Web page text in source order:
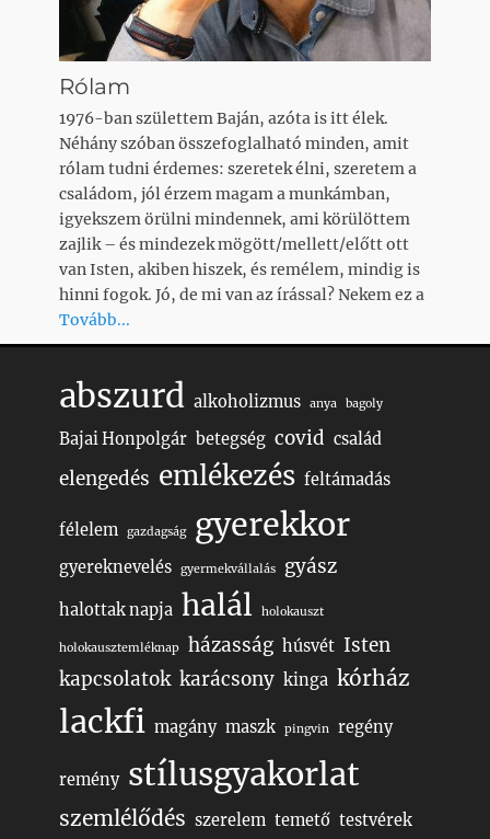
Rólam
1976-ban születtem Baján, azóta is itt élek.
Néhány szóban összefoglalható minden, amit
rólam tudni érdemes: szeretek élni, szeretem a
családom, jól érzem magam a munkámban,
igyekszem örülni mindennek, ami körülöttem
zajlik – és mindezek mögött/mellett/előtt ott
van Isten, akiben hiszek, és remélem, mindig is
hinni fogok. Jó, de mi van az írással? Nekem ez a
Tovább...
abszurd alkoholizmus anya bagoly
Bajai Honpolgár betegség covid család
elengedés emlékezés feltámadás
félelem gazdagság gyerekkor
gyereknevelés gyermekvállalás gyász
halottak napja halál holokauszt
holokausztemléknap házasság húsvét Isten
kapcsolatok karácsony kinga kórház
lackfi magány maszk pingvin regény
remény stílusgyakorlat
szemlélődés szerelem temető testvérek